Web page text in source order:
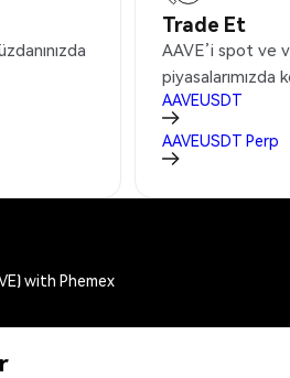
Trade Et
AAVE’i spot ve
piyasalarımızda
AAVEUSDT
AAVEUSDT Perp
with Phemex